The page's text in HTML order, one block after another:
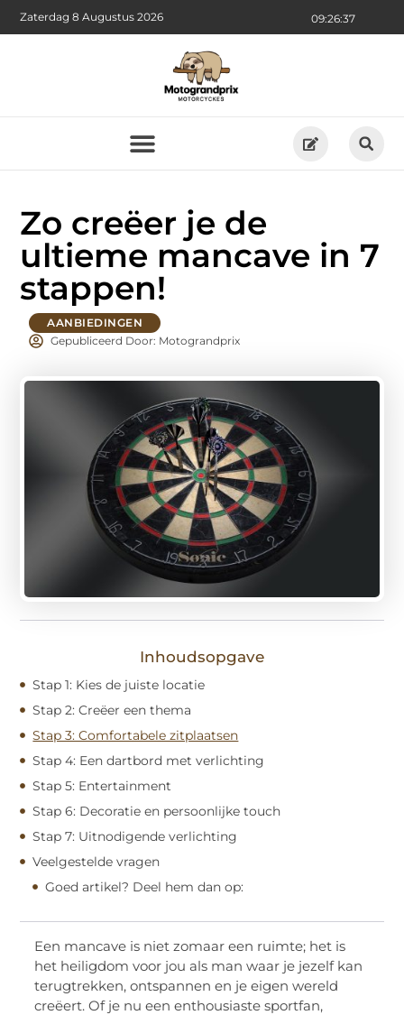
09:26:39
Zaterdag 8 Augustus 2026
Zo creëer je de
ultieme mancave in 7
stappen!
AANBIEDINGEN
Gepubliceerd Door: Motograndprix
Inhoudsopgave
Stap 1: Kies de juiste locatie
Stap 2: Creëer een thema
Stap 3: Comfortabele zitplaatsen
Stap 4: Een dartbord met verlichting
Stap 5: Entertainment
Stap 6: Decoratie en persoonlijke touch
Stap 7: Uitnodigende verlichting
Veelgestelde vragen
Goed artikel? Deel hem dan op:
Een mancave is niet zomaar een ruimte; het is
het heiligdom voor jou als man waar je jezelf kan
terugtrekken, ontspannen en je eigen wereld
creëert. Of je nu een enthousiaste sportfan,